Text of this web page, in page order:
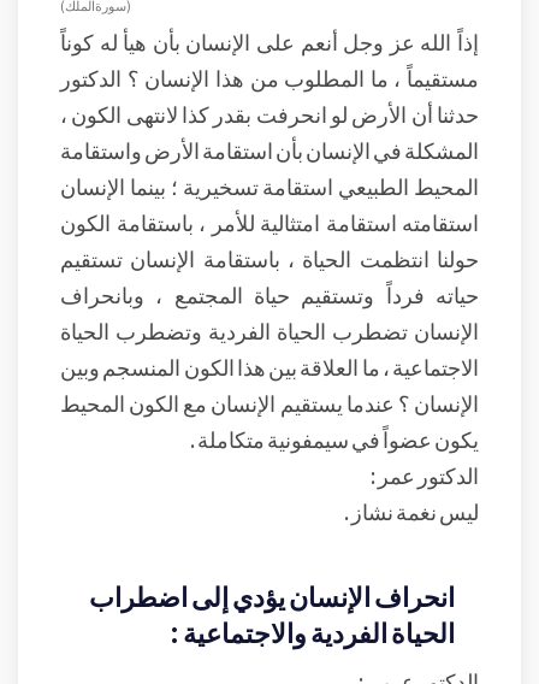
( سورة الملك )
إذاً الله عز وجل أنعم على الإنسان بأن هيأ له كوناً
مستقيماً ، ما المطلوب من هذا الإنسان ؟ الدكتور
حدثنا أن الأرض لو انحرفت بقدر كذا لانتهى الكون ،
المشكلة في الإنسان بأن استقامة الأرض واستقامة
المحيط الطبيعي استقامة تسخيرية ؛ بينما الإنسان
استقامته استقامة امتثالية للأمر ، باستقامة الكون
حولنا انتظمت الحياة ، باستقامة الإنسان تستقيم
حياته فرداً وتستقيم حياة المجتمع ، وبانحراف
الإنسان تضطرب الحياة الفردية وتضطرب الحياة
الاجتماعية ، ما العلاقة بين هذا الكون المنسجم وبين
الإنسان ؟ عندما يستقيم الإنسان مع الكون المحيط
يكون عضواً في سيمفونية متكاملة .
الدكتور عمر :
ليس نغمة نشاز .
انحراف الإنسان يؤدي إلى اضطراب
الحياة الفردية والاجتماعية :